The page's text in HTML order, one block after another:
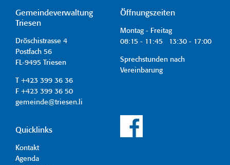
Gemeindeverwaltung
Triesen
Dröschistrasse 4
Postfach 56
FL-9495 Triesen
T +423 399 36 36
F +423 399 36 50
gemeinde@triesen.li
Öffnungszeiten
Montag - Freitag
08:15 - 11:45 13:30 - 17:00
Sprechstunden nach
Vereinbarung
Quicklinks
Kontakt
Agenda